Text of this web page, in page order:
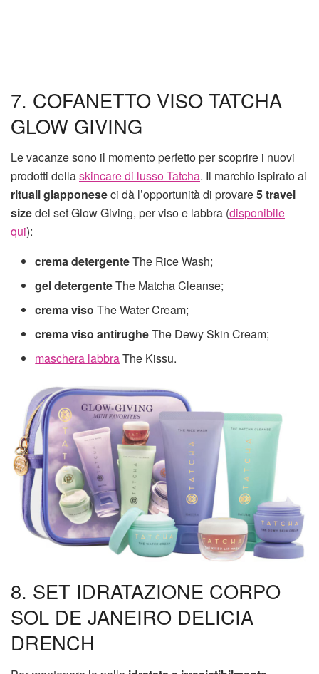
7. COFANETTO VISO TATCHA
GLOW GIVING
Le vacanze sono il momento perfetto per scoprire i nuovi
prodotti dellaskincare di lusso Tatcha. Il marchio ispirato ai
rituali giapponeseci dà l’opportunità di provare5 travel
sizedel set Glow Giving, per viso e labbra (disponibile
qui):
crema detergenteThe Rice Wash;
gel detergenteThe Matcha Cleanse;
crema viso The Water Cream;
crema viso antirugheThe Dewy Skin Cream;
maschera labbraThe Kissu.
8. SET IDRATAZIONE CORPO
SOL DE JANEIRO DELICIA
DRENCH